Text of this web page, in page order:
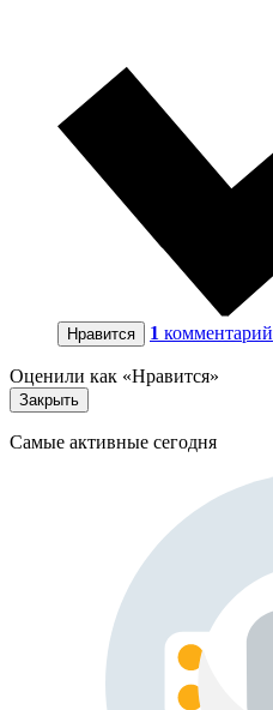
Нравится 1 комментарий
Оценили как «Нравится»
Закрыть
Самые активные сегодня